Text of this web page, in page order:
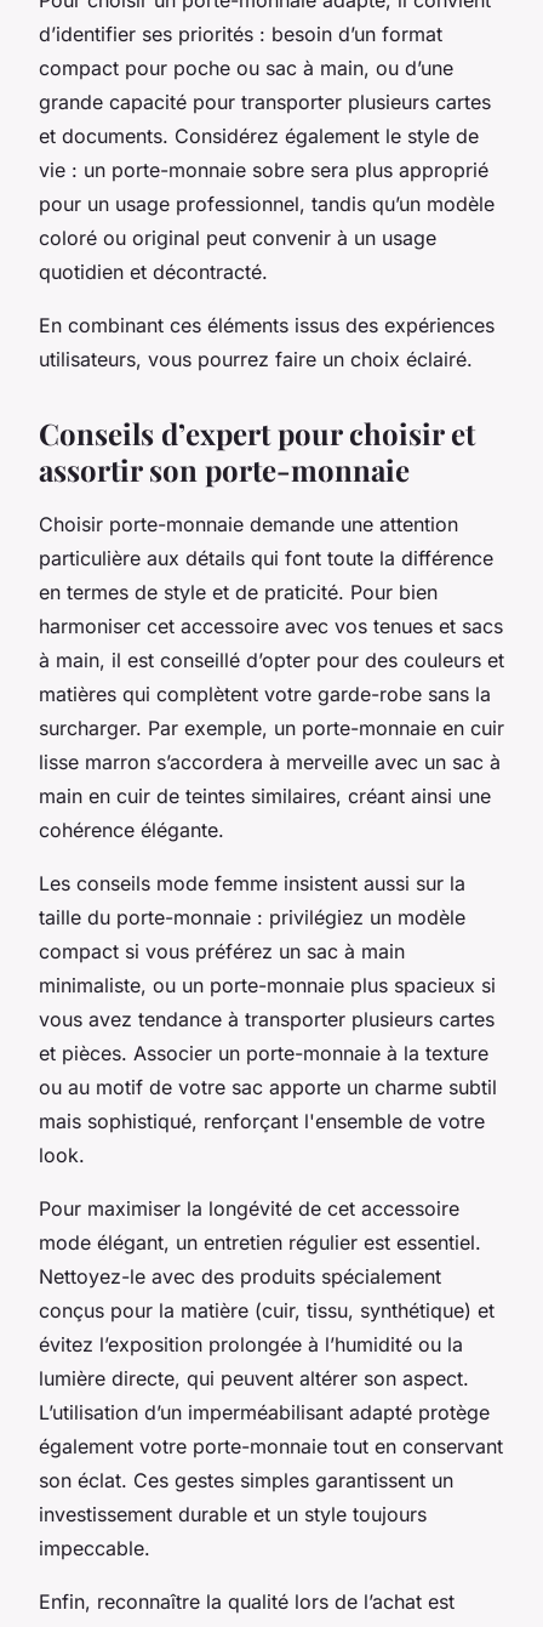
d’identifier ses priorités : besoin d’un format
compact pour poche ou sac à main, ou d’une
grande capacité pour transporter plusieurs cartes
et documents. Considérez également le style de
vie : un porte-monnaie sobre sera plus approprié
pour un usage professionnel, tandis qu’un modèle
coloré ou original peut convenir à un usage
quotidien et décontracté.
En combinant ces éléments issus des expériences
utilisateurs, vous pourrez faire un choix éclairé.
Conseils d’expert pour choisir et
assortir son porte-monnaie
Choisir porte-monnaie demande une attention
particulière aux détails qui font toute la différence
en termes de style et de praticité. Pour bien
harmoniser cet accessoire avec vos tenues et sacs
à main, il est conseillé d’opter pour des couleurs et
matières qui complètent votre garde-robe sans la
surcharger. Par exemple, un porte-monnaie en cuir
lisse marron s’accordera à merveille avec un sac à
main en cuir de teintes similaires, créant ainsi une
cohérence élégante.
Les conseils mode femme insistent aussi sur la
taille du porte-monnaie : privilégiez un modèle
compact si vous préférez un sac à main
minimaliste, ou un porte-monnaie plus spacieux si
vous avez tendance à transporter plusieurs cartes
et pièces. Associer un porte-monnaie à la texture
ou au motif de votre sac apporte un charme subtil
mais sophistiqué, renforçant l'ensemble de votre
look.
Pour maximiser la longévité de cet accessoire
mode élégant, un entretien régulier est essentiel.
Nettoyez-le avec des produits spécialement
conçus pour la matière (cuir, tissu, synthétique) et
évitez l’exposition prolongée à l’humidité ou la
lumière directe, qui peuvent altérer son aspect.
L’utilisation d’un imperméabilisant adapté protège
également votre porte-monnaie tout en conservant
son éclat. Ces gestes simples garantissent un
investissement durable et un style toujours
impeccable.
Enfin, reconnaître la qualité lors de l’achat est